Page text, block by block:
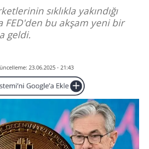
sıklıkla yakındığı
FED'den bu akşam yeni bir
geldi.
23.06.2025 - 21:43